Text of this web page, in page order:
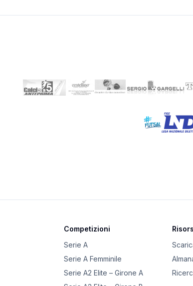
Competizioni
Serie A
Serie A Femminile
Serie A2 Elite – Girone A